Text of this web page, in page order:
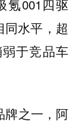
氪001四驱
水平，超
于竞品车
牌之一，阿